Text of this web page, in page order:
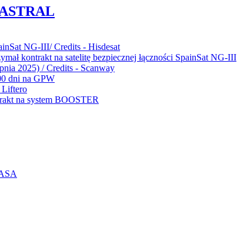
kontrakt na satelitę bezpiecznej łączności SpainSat NG-III
dni na GPW
na system BOOSTER